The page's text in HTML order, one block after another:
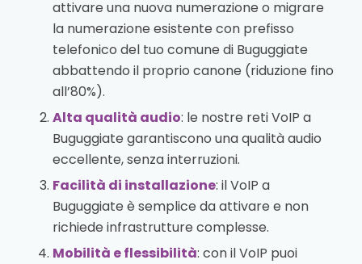
attivare una nuova numerazione o migrare
la numerazione esistente con prefisso
telefonico del tuo comune di Buguggiate
abbattendo il proprio canone (riduzione fino
all’80%).
Alta qualità audio: le nostre reti VoIP a
Buguggiate garantiscono una qualità audio
eccellente, senza interruzioni.
Facilità di installazione: il VoIP a
Buguggiate è semplice da attivare e non
richiede infrastrutture complesse.
Mobilità e flessibilità: con il VoIP puoi